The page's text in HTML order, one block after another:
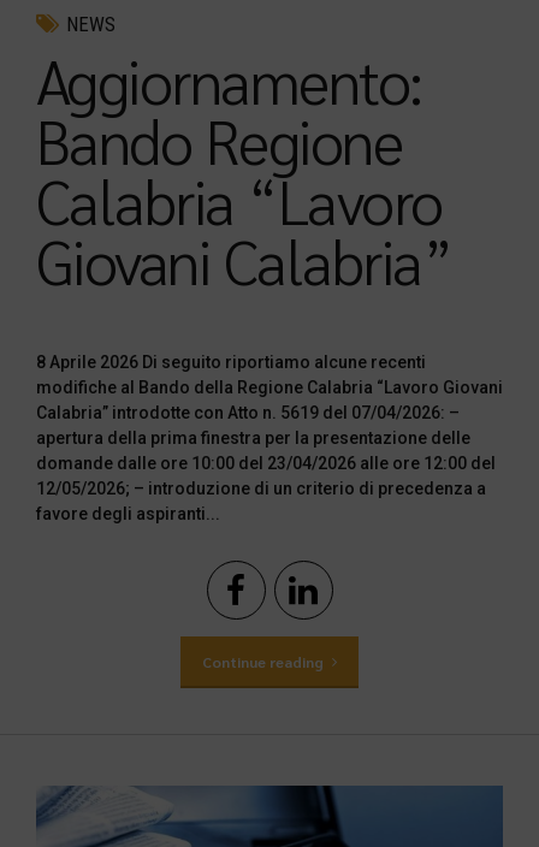
NEWS
Aggiornamento:
Bando Regione
Calabria “Lavoro
Giovani Calabria”
8 Aprile 2026 Di seguito riportiamo alcune recenti
modifiche al Bando della Regione Calabria “Lavoro Giovani
Calabria” introdotte con Atto n. 5619 del 07/04/2026: –
apertura della prima finestra per la presentazione delle
domande dalle ore 10:00 del 23/04/2026 alle ore 12:00 del
12/05/2026; – introduzione di un criterio di precedenza a
favore degli aspiranti...
Continue reading